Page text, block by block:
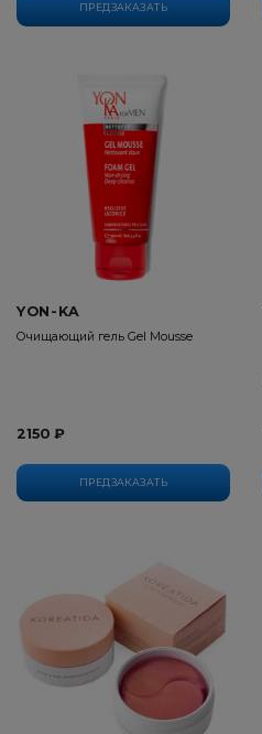
ПРЕДЗАКАЗАТЬ
ПРЕДЗАКАЗАТЬ
YON-KA
Очищающий гель Gel Mousse
2150 ₽